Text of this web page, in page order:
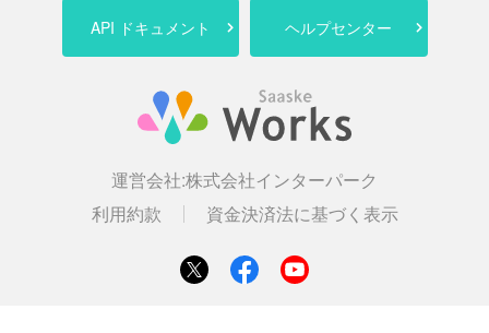
API ドキュメント ヘルプセンター
運営会社:株式会社インターパーク
利用約款
資金決済法に基づく表示